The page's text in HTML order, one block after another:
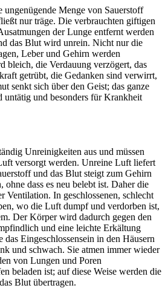
ungenügende Menge von Sauerstoff
nur träge. Die verbrauchten giftigen
der Lunge entfernt werden
das Blut wird unrein. Nicht nur die
Leber und Gehirn werden
bleich, die Verdauung verzögert, das
getrübt, die Gedanken sind verwirrt,
senkt sich über den Geist; das ganze
untätig und besonders für Krankheit
Unreinigkeiten aus und müssen
versorgt werden. Unreine Luft liefert
und das Blut steigt zum Gehirn
ohne dass es neu belebt ist. Daher die
Ventilation. In geschlossenen, schlecht
wo die Luft dumpf und verdorben ist,
Der Körper wird dadurch gegen den
und eine leichte Erkältung
Eingeschlossensein in den Häusern
und schwach. Sie atmen immer wieder
von Lungen und Poren
beladen ist; auf diese Weise werden die
Blut übertragen.